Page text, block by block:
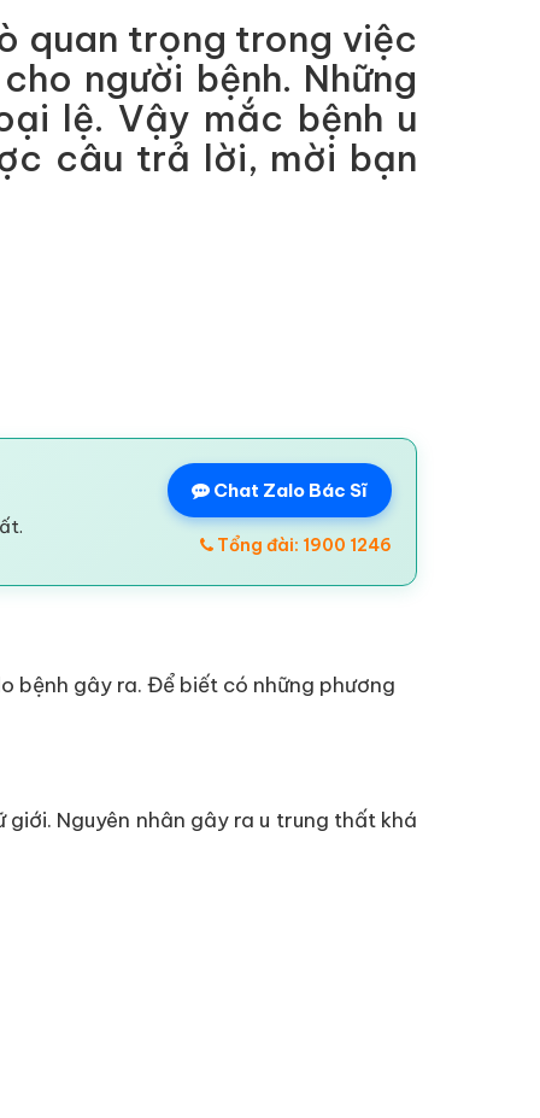
quan trọng trong việc
người bệnh. Những
lệ. Vậy mắc bệnh u
câu trả lời, mời bạn
Chat Zalo Bác Sĩ
Tổng đài: 1900 1246
bệnh gây ra. Để biết có những phương
Nguyên nhân gây ra u trung thất khá